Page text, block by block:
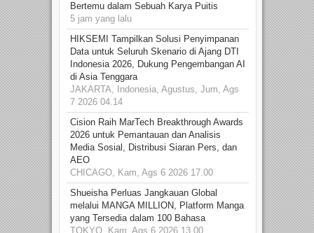
Bertemu dalam Sebuah Karya Puitis
5 jam yang lalu
HIKSEMI Tampilkan Solusi Penyimpanan
Data untuk Seluruh Skenario di Ajang DTI
Indonesia 2026, Dukung Pengembangan AI
di Asia Tenggara
JAKARTA, Indonesia, Agustus, Jum, Ags
7 2026 04.14
Cision Raih MarTech Breakthrough Awards
2026 untuk Pemantauan dan Analisis
Media Sosial, Distribusi Siaran Pers, dan
AEO
CHICAGO, Kam, Ags 6 2026 17.00
Shueisha Perluas Jangkauan Global
melalui MANGA MILLION, Platform Manga
yang Tersedia dalam 100 Bahasa
TOKYO, Kam, Ags 6 2026 13.00